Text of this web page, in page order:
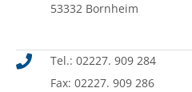
53332 Bornheim
Tel.: 02227. 909 284
Fax: 02227. 909 286